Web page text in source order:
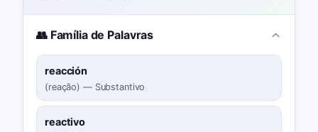
👥 Família de Palavras
reacción
(reação) — Substantivo
reactivo